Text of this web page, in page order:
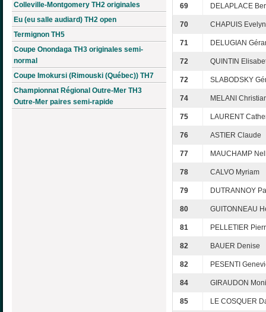
Colleville-Montgomery TH2 originales
Eu (eu salle audiard) TH2 open
Termignon TH5
Coupe Onondaga TH3 originales semi-
normal
Coupe Imokursi (Rimouski (Québec)) TH7
Championnat Régional Outre-Mer TH3
Outre-Mer paires semi-rapide
69 DELAPLACE
70 CHAPUIS
71 DELUGIAN
72 QUINTIN
72 SLABODSKY
74 MELANI
75 LAURENT
76 ASTIER Claude
77 MAUCHAMP
78 CALVO Myriam
79 DUTRANNOY
80 GUITONNEAU
81 PELLETIER
82 BAUER Denise
82 PESENTI
84 GIRAUDON
85 LE COSQUER